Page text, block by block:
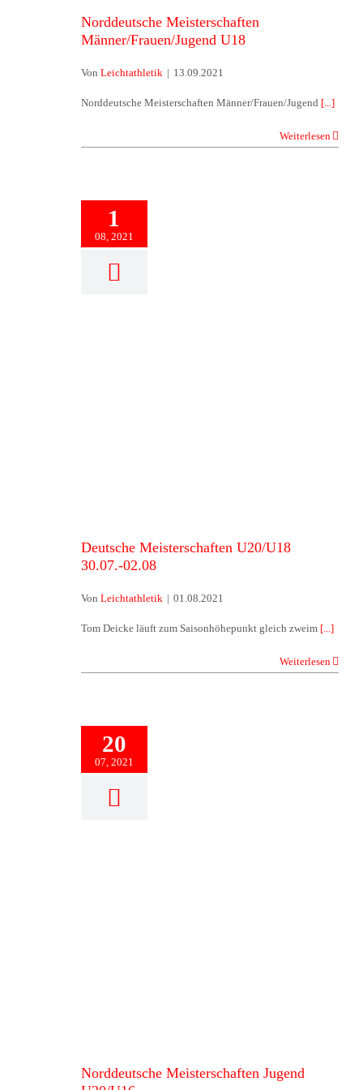
Norddeutsche Meisterschaften
Männer/Frauen/Jugend U18
Von Leichtathletik | 13.09.2021
Norddeutsche Meisterschaften Männer/Frauen/Jugend [...]
Weiterlesen
1
08, 2021
Deutsche Meisterschaften U20/U18
30.07.-02.08
Von Leichtathletik | 01.08.2021
Tom Deicke läuft zum Saisonhöhepunkt gleich zweim[...]
Weiterlesen
20
07, 2021
Norddeutsche Meisterschaften Jugend